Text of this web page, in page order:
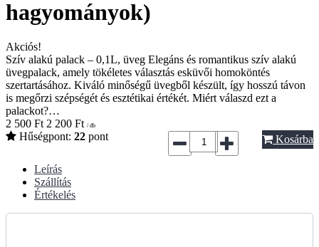
hagyományok)
Akciós!
Szív alakú palack – 0,1L, üveg Elegáns és romantikus szív alakú
üvegpalack, amely tökéletes választás esküvői homoköntés
szertartásához. Kiváló minőségű üvegből készült, így hosszú távon
is megőrzi szépségét és esztétikai értékét. Miért válaszd ezt a
palackot?…
2 500 Ft 2 200 Ft / db
Hűségpont: 22 pont Kosárba
Leírás
Szállítás
Értékelés